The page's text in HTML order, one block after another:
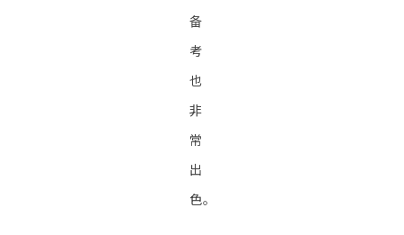
备
考
也
非
常
出
色。